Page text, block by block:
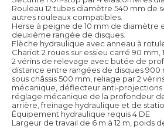
Rouleau 12 tubes diamètre 540 mm de
autres rouleaux compatibles.
Herse à peigne de 10 mm de diamètre
deuxième rangée de disques.
Flèche hydraulique avec anneau à
Chariot 2 roues sur essieu carré 90 mm,
2 vérins de relevage avec butée de
distance entre rangées de disques
sous châssis 500 mm, reliage par 2
mécanique, déflecteur anti-projections
réglage mécanique de la profondeur
arrière, freinage hydraulique et de
Équipement hydraulique requis 4 DE
Largeur de travail de 6 m à 12 m, poids